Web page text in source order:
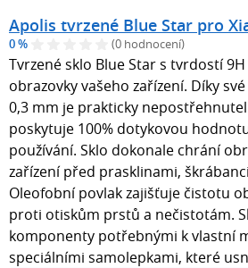
Apolis tvrzené Blue Star pro
0 % (0 hodnocení)
Tvrzené sklo Blue Star s tvrdostí
obrazovky vašeho zařízení. Díky
0,3 mm je prakticky
poskytuje 100% dotykovou
používání. Sklo dokonale chrání
zařízení před prasklinami,
Oleofobní povlak zajišťuje čistotu
proti otiskům prstů a nečistotám.
komponenty potřebnými k vlastní
speciálními samolepkami, které